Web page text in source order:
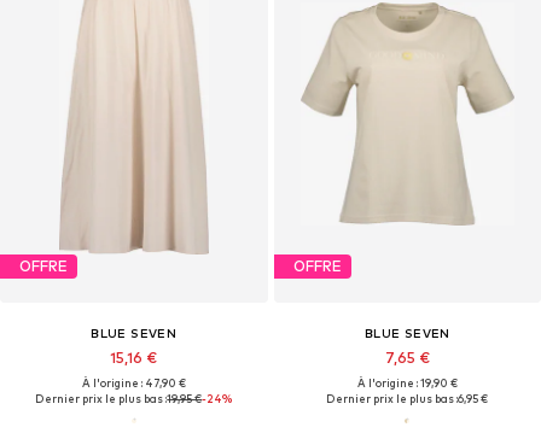
OFFRE
BLUE SEVEN
15,16 €
À l'origine : 47,90 €
Dernier prix le plus bas :19,95 €-24%
OFFRE
BLUE SEVEN
7,65 €
À l'origine : 19,90 €
Dernier prix le plus bas :6,95 €